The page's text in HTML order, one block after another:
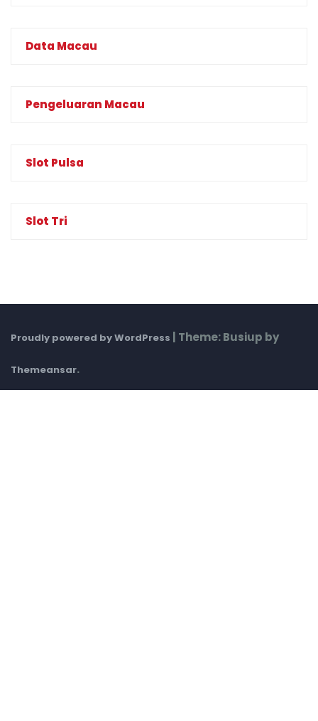
Data Macau
Pengeluaran Macau
Slot Pulsa
Slot Tri
Proudly powered by WordPress | Theme: Busiup by
Themeansar.